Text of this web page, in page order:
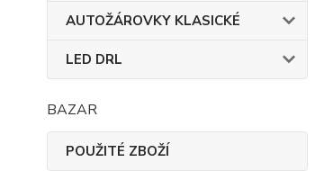
AUTOŽÁROVKY KLASICKÉ
LED DRL
BAZAR
POUŽITÉ ZBOŽÍ